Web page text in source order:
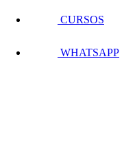
CURSOS
WHATSAPP